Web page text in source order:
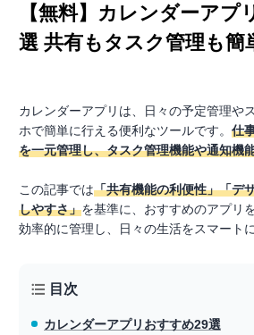
【無料】カレンダーアプ
選 共有もタスク管理も簡
カレンダーアプリは、日々の予定管理や
ホで簡単に行える便利なツールです。 仕
を一元管理し、タスク管理機能や通知機
この記事では「共有機能の利便性」「デ
しやすさ」を基準に、おすすめのアプリ
効率的に管理し、日々の生活をスマート
目次
カレンダーアプリ おすすめ29選